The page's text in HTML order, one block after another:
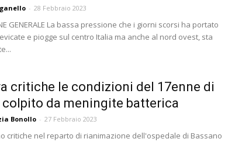
- 28 Febbraio 2023
GENERALE La bassa pressione che i giorni scorsi ha portato
e piogge sul centro Italia ma anche al nord ovest, sta
critiche le condizioni del 17enne di
colpito da meningite batterica
Bonollo - 27 Febbraio 2023
critiche nel reparto di rianimazione dell'ospedale di Bassano